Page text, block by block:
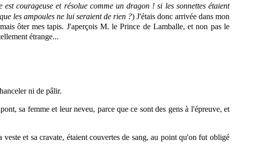
courageuse et résolue comme un dragon ! si les sonnettes étaient
les ampoules ne lui seraient de rien ?) J'étais donc arrivée dans mon
ôter mes tapis. J'aperçois M. le Prince de Lamballe, et non pas le
étrange...
ni de pâlir.
sa femme et leur neveu, parce que ce sont des gens à l'épreuve, et
et sa cravate, étaient couvertes de sang, au point qu'on fut obligé